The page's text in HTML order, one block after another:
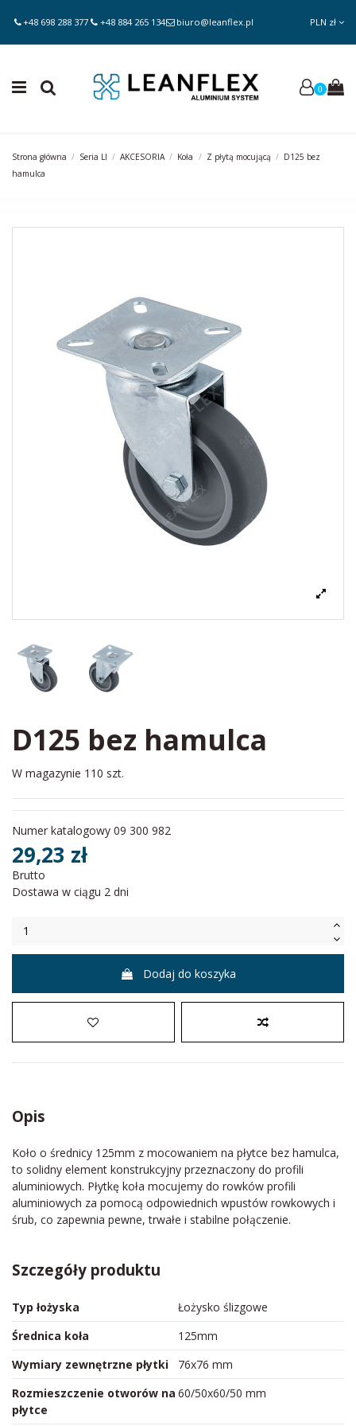
+48 698 288 377 +48 884 265 134 biuro@leanflex.pl PLN zł
0
Strona główna Seria LI AKCESORIA Koła Z płytą mocującą
D125 bez
hamulca
D125 bez hamulca
W magazynie 110 szt.
Numer katalogowy 09 300 982
29,23 zł
Brutto
Dostawa w ciągu 2 dni
Dodaj do koszyka
Opis
Koło o średnicy 125mm z mocowaniem na płytce bez hamulca,
to solidny element konstrukcyjny przeznaczony do profili
aluminiowych. Płytkę koła mocujemy do rowków profili
aluminiowych za pomocą odpowiednich wpustów rowkowych i
śrub, co zapewnia pewne, trwałe i stabilne połączenie.
Szczegóły produktu
Typ łożyska
Łożysko ślizgowe
Średnica koła
125mm
Wymiary zewnętrzne płytki
76x76 mm
Rozmieszczenie otworów na
płytce
60/50x60/50 mm